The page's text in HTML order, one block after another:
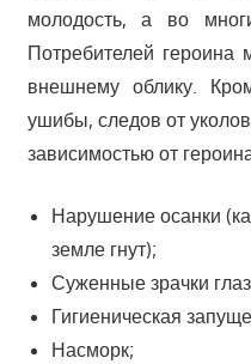
молодость, а во
Потребителей героина
внешнему облику.
ушибы, следов от
зависимостью от
Нарушение осанки
земле гнут);
Суженные зрачки
Гигиеническая
Насморк;